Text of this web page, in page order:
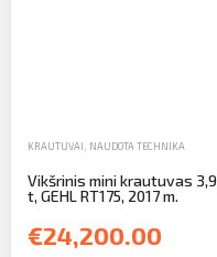
KRAUTUVAI NAUDOTA TECHNIKA
Vikšrinis mini krautuvas 3,9
t, GEHL RT175, 2017 m.
€24,200.00